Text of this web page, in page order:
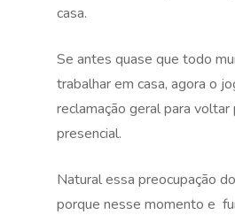
casa.
Se antes quase que todo
trabalhar em casa, agora o
reclamação geral para voltar
presencial.
Natural essa preocupação
porque nesse momento e